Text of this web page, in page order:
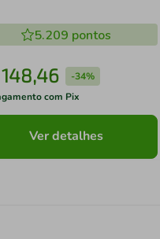
5.209 pontos
148,46 -34%
com Pix
Ver detalhes